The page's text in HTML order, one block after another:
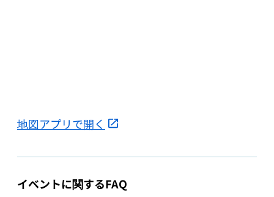
地図アプリで開く
イベントに関するFAQ